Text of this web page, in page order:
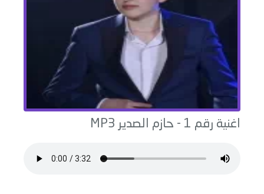
اغنية رقم 1 - حازم الصدير